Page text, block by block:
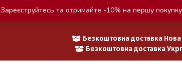
Безкоштовна доставка
Безкоштовна доставка
Зареєструйтесь та отримайте -10% на першу